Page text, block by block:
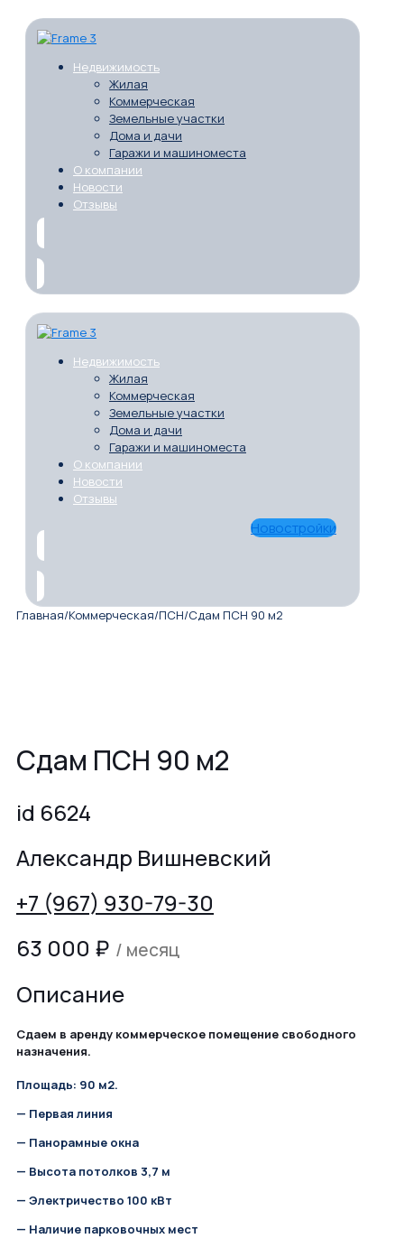
Недвижимость
Жилая
Коммерческая
Земельные участки
Дома и дачи
Гаражи и машиноместа
О компании
Новости
Отзывы
Недвижимость
Жилая
Коммерческая
Земельные участки
Дома и дачи
Гаражи и машиноместа
О компании
Новости
Отзывы
Новостройки
Главная/Коммерческая/ПСН/Сдам ПСН 90 м2
Сдам ПСН 90 м2
id 6624
Александр Вишневский
+7 (967) 930-79-30
63 000 ₽ / месяц
Описание
Сдаем в аренду коммерческое помещение свободного
назначения.
Площадь: 90 м2.
— Первая линия
— Панорамные окна
— Высота потолков 3,7 м
— Электричество 100 кВт
— Наличие парковочных мест